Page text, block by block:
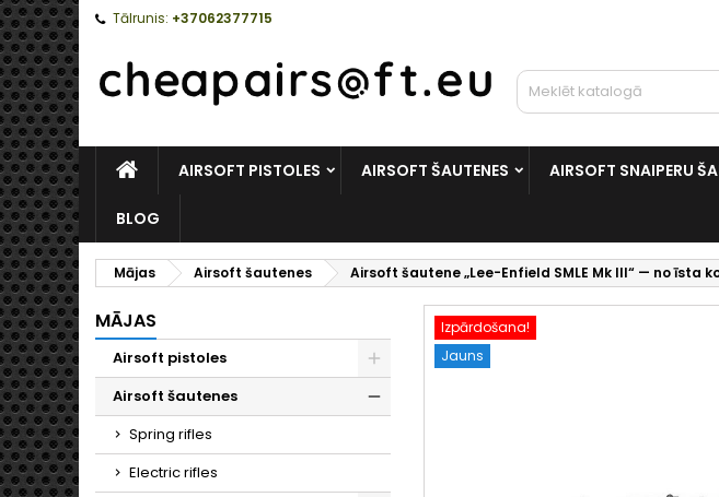
Tālrunis: +37062377715
MĀJASAIRSOFT PISTOLES AIRSOFT ŠAUTENES AIRSOFT SNAIPERU
BLOG
Mājas Airsoft šautenes Airsoft šautene „Lee-Enfield SMLE Mk III“ — no
MĀJAS
Airsoft pistoles
Airsoft šautenes
Spring rifles
Electric rifles
Izpārdošana!
Jauns